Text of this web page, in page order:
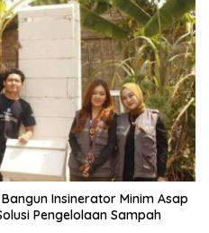
Insinerator Minim Asap
Pengelolaan Sampah